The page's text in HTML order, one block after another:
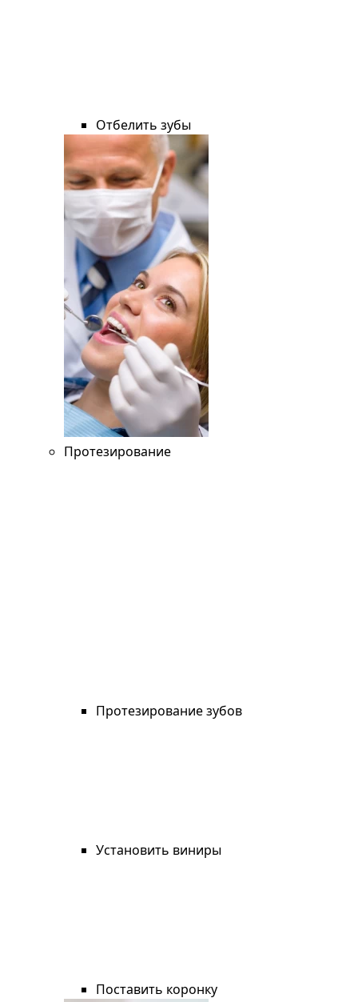
Отбелить зубы
Протезирование
Протезирование зубов
Установить виниры
Поставить коронку